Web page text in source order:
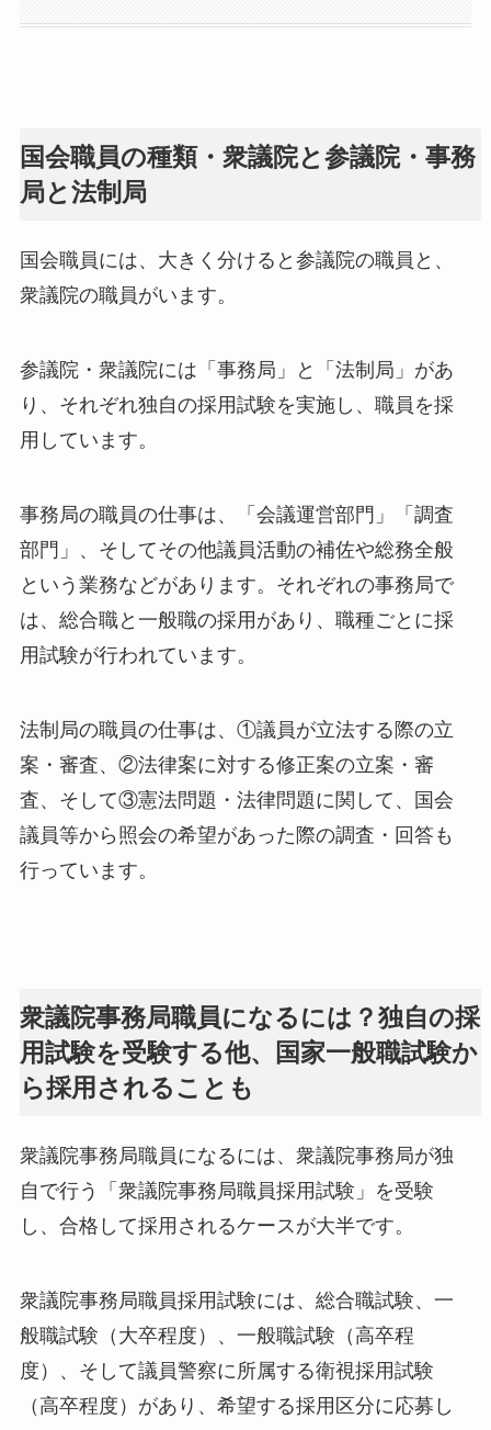
国会職員の種類・衆議院と参議院・事務
局と法制局
国会職員には、大きく分けると参議院の職員と、
衆議院の職員がいます。
参議院・衆議院には「事務局」と「法制局」があ
り、それぞれ独自の採用試験を実施し、職員を採
用しています。
事務局の職員の仕事は、「会議運営部門」「調査
部門」、そしてその他議員活動の補佐や総務全般
という業務などがあります。それぞれの事務局で
は、総合職と一般職の採用があり、職種ごとに採
用試験が行われています。
法制局の職員の仕事は、①議員が立法する際の立
案・審査、②法律案に対する修正案の立案・審
査、そして③憲法問題・法律問題に関して、国会
議員等から照会の希望があった際の調査・回答も
行っています。
衆議院事務局職員になるには？独自の採
用試験を受験する他、国家一般職試験か
ら採用されることも
衆議院事務局職員になるには、衆議院事務局が独
自で行う「衆議院事務局職員採用試験」を受験
し、合格して採用されるケースが大半です。
衆議院事務局職員採用試験には、総合職試験、一
般職試験（大卒程度）、一般職試験（高卒程
度）、そして議員警察に所属する衛視採用試験
（高卒程度）があり、希望する採用区分に応募し